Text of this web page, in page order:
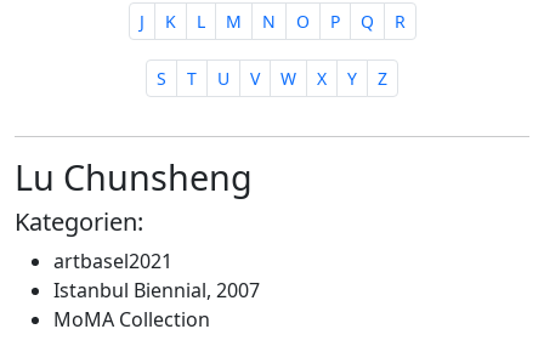
J K L M N O P Q R
S T U V W X Y Z
Lu Chunsheng
Kategorien:
artbasel2021
Istanbul Biennial, 2007
MoMA Collection